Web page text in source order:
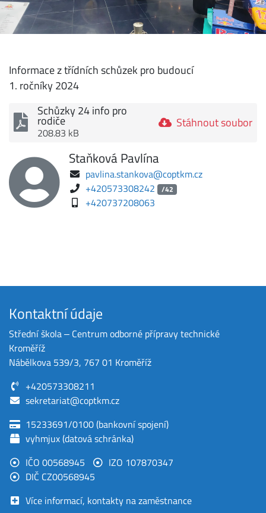
Informace z třídních schůzek pro budoucí
1. ročníky 2024
Schůzky 24 info pro
rodiče
208.83 kB
Stáhnout soubor
Staňková Pavlína
pavlina.stankova@coptkm.cz
+420573308242
/42
+420737208063
Kontaktní údaje
Střední škola ‒ Centrum odborné přípravy technické
Kroměříž
Nábělkova 539/3, 767 01 Kroměříž
+420573308211
sekretariat@coptkm.cz
15233691/0100 (bankovní spojení)
vyhmjux (datová schránka)
IČO 00568945
IZO 107870347
DIČ CZ00568945
Více informací, kontakty na zaměstnance